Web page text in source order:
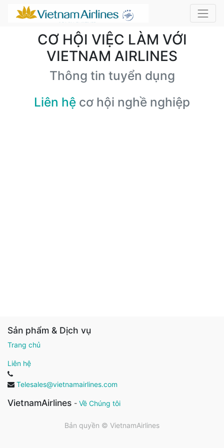
CƠ HỘI VIỆC LÀM VỚI
VIETNAM AIRLINES
Thông tin tuyển dụng
Liên hệ cơ hội nghề nghiệp
Sản phẩm & Dịch vụ
Trang chủ
Liên hệ
Telesales@vietnamairlines.com
VietnamAirlines - Về Chúng tôi
Bản quyền © VietnamAirlines